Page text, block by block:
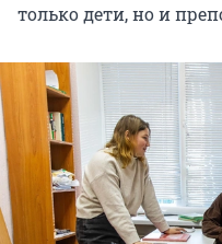
только дети, но и